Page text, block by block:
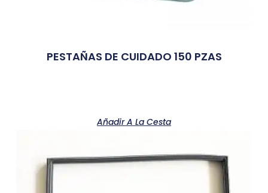
PESTAÑAS DE CUIDADO 150 PZAS
Añadir A La Cesta